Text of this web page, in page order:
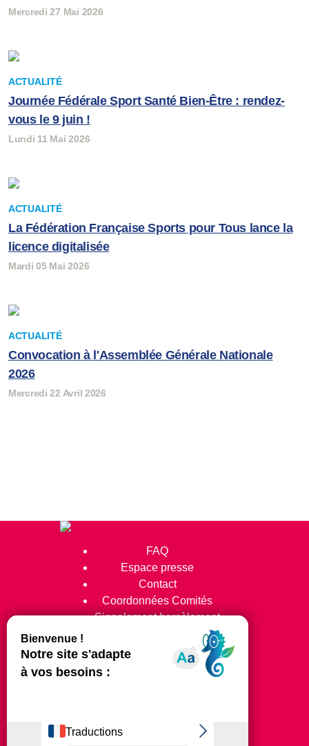
Mercredi 27 Mai 2026
ACTUALITÉ
Journée Fédérale Sport Santé Bien-Être : rendez-
vous le 9 juin !
Lundi 11 Mai 2026
ACTUALITÉ
La Fédération Française Sports pour Tous lance la
licence digitalisée
Mardi 05 Mai 2026
ACTUALITÉ
Convocation à l'Assemblée Générale Nationale
2026
Mercredi 22 Avril 2026
FAQ
Espace presse
Contact
Coordonnées Comités
Signalement harcèlement
Suivez-nous !
© 2024 Tous Droits Réservés
Mentions légales